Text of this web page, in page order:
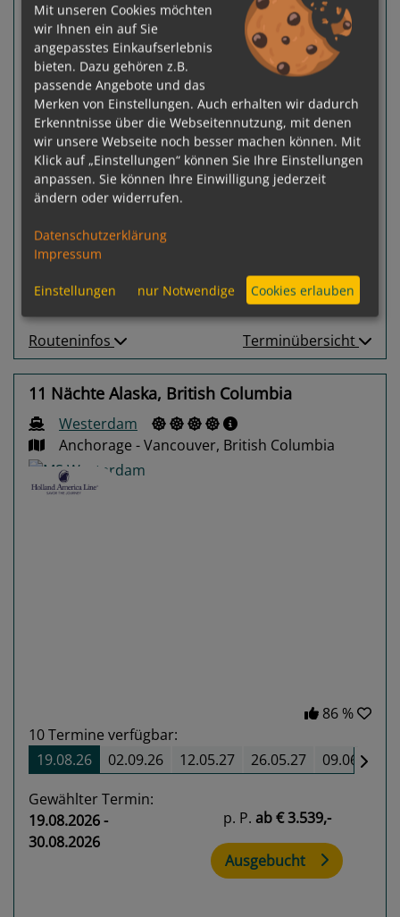
93 %
10Termine verfügbar:
19.08.26
02.09.26 26.05.27 09.06.27 23.06.27
Gewählter Termin:
26.08.2026
Leistungspakete
Routeninfos Terminübersicht
11 Nächte Alaska, British Columbia
Westerdam
Anchorage - Vancouver, British Columbia
86 %
10Termine verfügbar:
19.08.26
02.09.26 12.05.27 26.05.27 09.06.27
Gewählter Termin:
19.08.2026 -
30.08.2026
p. P. ab€ 3.539,-
Ausgebucht
Mit unseren Cookies möchten
wir Ihnen ein auf Sie
angepasstes Einkaufserlebnis
bieten. Dazu gehören z.B.
passende Angebote und das
Merken von Einstellungen. Auch erhalten wir dadurch
Erkenntnisse über die Webseitennutzung, mit denen
wir unsere Webseite noch besser machen können. Mit
Klick auf „Einstellungen“ können Sie Ihre Einstellungen
anpassen. Sie können Ihre Einwilligung jederzeit
ändern oder widerrufen.
Datenschutzerklärung
Impressum
Einstellungen nur Notwendige Cookies erlauben